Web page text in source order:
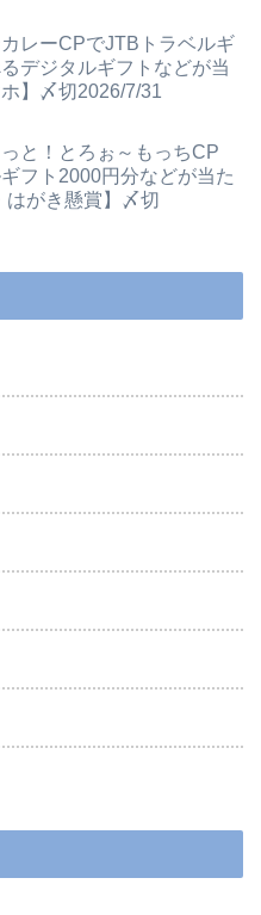
レーCPでJTBトラベルギ
デジタルギフトなどが当
】〆切2026/7/31
と！とろぉ～もっちCP
フト2000円分などが当た
はがき懸賞】〆切